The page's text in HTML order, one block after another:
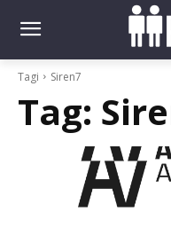
Tagi Siren7
Tag: